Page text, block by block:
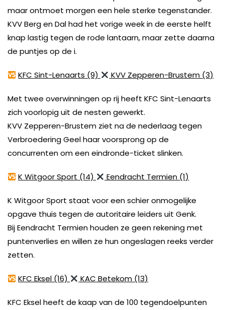
maar ontmoet morgen een hele sterke tegenstander.
KVV Berg en Dal had het vorige week in de eerste helft
knap lastig tegen de rode lantaarn, maar zette daarna
de puntjes op de i.
KFC Sint-Lenaarts (9) KVV Zepperen-Brustem (3)
Met twee overwinningen op rij heeft KFC Sint-Lenaarts
zich voorlopig uit de nesten gewerkt.
KVV Zepperen-Brustem ziet na de nederlaag tegen
Verbroedering Geel haar voorsprong op de
concurrenten om een eindronde-ticket slinken.
K Witgoor Sport (14) Eendracht Termien (1)
K Witgoor Sport staat voor een schier onmogelijke
opgave thuis tegen de autoritaire leiders uit Genk.
Bij Eendracht Termien houden ze geen rekening met
puntenverlies en willen ze hun ongeslagen reeks verder
zetten.
KFC Eksel (16) KAC Betekom (13)
KFC Eksel heeft de kaap van de 100 tegendoelpunten